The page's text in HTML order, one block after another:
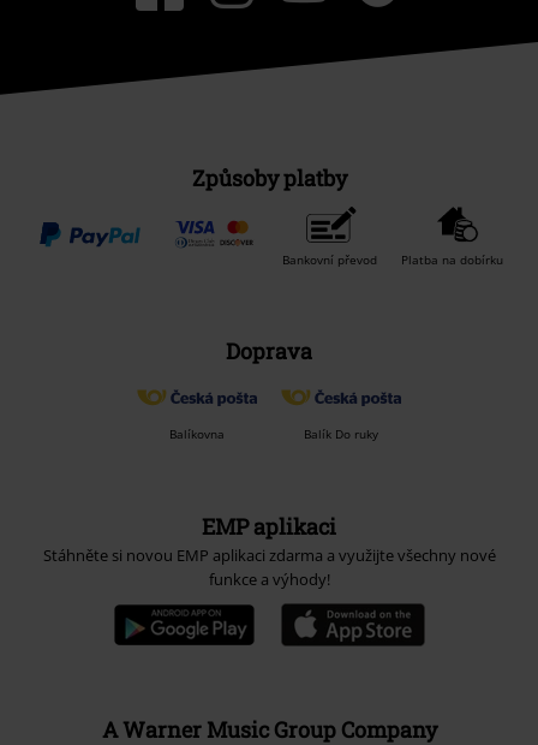
Způsoby platby
Bankovní převod Platba na dobírku
Doprava
Balíkovna Balík Do ruky
EMP aplikaci
Stáhněte si novou EMP aplikaci zdarma a využijte všechny nové
funkce a výhody!
A Warner Music Group Company